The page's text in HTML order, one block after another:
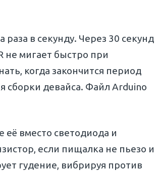
в секунду. Через 30 секунд
не мигает быстро при
когда закончится период
сборки девайса. Файл Arduino
вместо светодиода и
если пищалка не пьезо и
гудение, вибрируя против